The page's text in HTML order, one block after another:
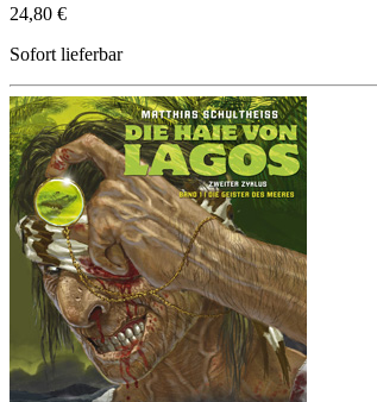
24,80 €
Sofort lieferbar